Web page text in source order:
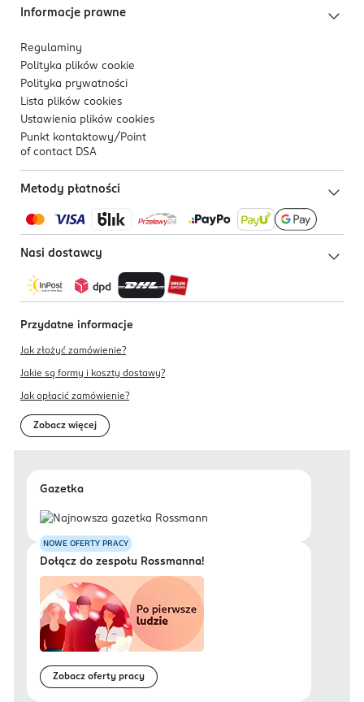
Informacje prawne
Regulaminy
Polityka plików cookie
Polityka prywatności
Lista plików cookies
Ustawienia plików cookies
Punkt kontaktowy/ Point
of contact DSA
Metody płatności
Nasi dostawcy
Przydatne informacje
Jak złożyć zamówienie?
Jakie są formy i koszty dostawy?
Jak opłacić zamówienie?
Zobacz więcej
Gazetka
NOWE OFERTY PRACY
Dołącz do zespołu Rossmanna!
Zobacz oferty pracy